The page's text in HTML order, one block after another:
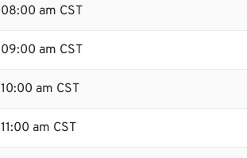
08:00 am CST
09:00 am CST
10:00 am CST
11:00 am CST